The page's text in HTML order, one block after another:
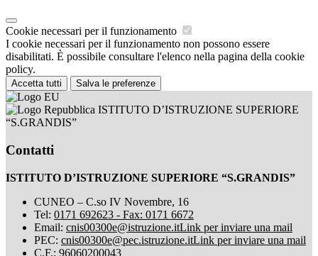
Cookie necessari per il funzionamento
I cookie necessari per il funzionamento non possono essere
disabilitati. È possibile consultare l'elenco nella pagina della cookie
policy.
Accetta tutti Salva le preferenze
ISTITUTO D’ISTRUZIONE SUPERIORE
“S.GRANDIS”
Contatti
ISTITUTO D’ISTRUZIONE SUPERIORE “S.GRANDIS”
CUNEO – C.so IV Novembre, 16
Tel: 0171 692623 - Fax: 0171 6672
Email: cnis00300e@istruzione.itLink per inviare una mail
PEC: cnis00300e@pec.istruzione.itLink per inviare una mail
C.F.: 96060200043